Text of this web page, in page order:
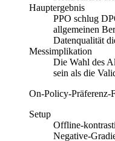
Hauptergebnis
PPO schlug
allgemeinen
Datenqualität
Messimplikation
Die Wahl des
sein als die
On-Policy-Präferenz-
Setup
Offline-
Negative-